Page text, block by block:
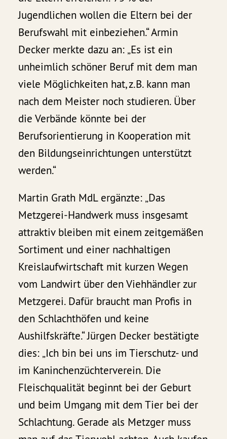
Jugendlichen wollen die Eltern bei der
Berufswahl mit einbeziehen.“ Armin
Decker merkte dazu an: „Es ist ein
unheimlich schöner Beruf mit dem man
viele Möglichkeiten hat, z.B. kann man
nach dem Meister noch studieren. Über
die Verbände könnte bei der
Berufsorientierung in Kooperation mit
den Bildungseinrichtungen unterstützt
werden.“
Martin Grath MdL ergänzte: „Das
Metzgerei-Handwerk muss insgesamt
attraktiv bleiben mit einem zeitgemäßen
Sortiment und einer nachhaltigen
Kreislaufwirtschaft mit kurzen Wegen
vom Landwirt über den Viehhändler zur
Metzgerei. Dafür braucht man Profis in
den Schlachthöfen und keine
Aushilfskräfte.“ Jürgen Decker bestätigte
dies: „Ich bin bei uns im Tierschutz- und
im Kaninchenzüchterverein. Die
Fleischqualität beginnt bei der Geburt
und beim Umgang mit dem Tier bei der
Schlachtung. Gerade als Metzger muss